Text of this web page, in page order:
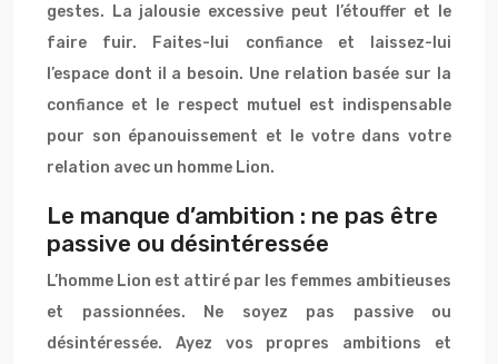
gestes. La jalousie excessive peut l’étouffer et le
faire fuir. Faites-lui confiance et laissez-lui
l’espace dont il a besoin. Une relation basée sur la
confiance et le respect mutuel est indispensable
pour son épanouissement et le votre dans votre
relation avec un homme Lion.
Le manque d’ambition : ne pas être
passive ou désintéressée
L’homme Lion est attiré par les femmes ambitieuses
et passionnées. Ne soyez pas passive ou
désintéressée. Ayez vos propres ambitions et